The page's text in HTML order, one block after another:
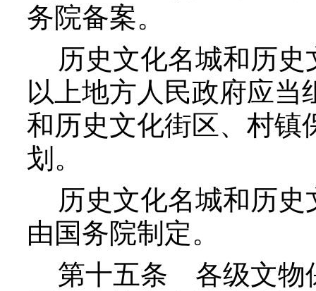
务院备案。
历史文化名城和历史
以上地方人民政府应当
和历史文化街区、村镇
划。
历史文化名城和历史
由国务院制定。
第十五条 各级文物